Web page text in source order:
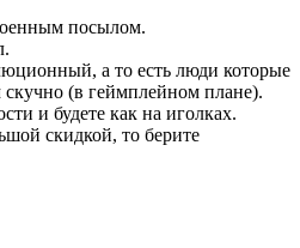
посылом.
а то есть люди которые
(в геймплейном плане).
и будете как на иголках.
скидкой, то берите